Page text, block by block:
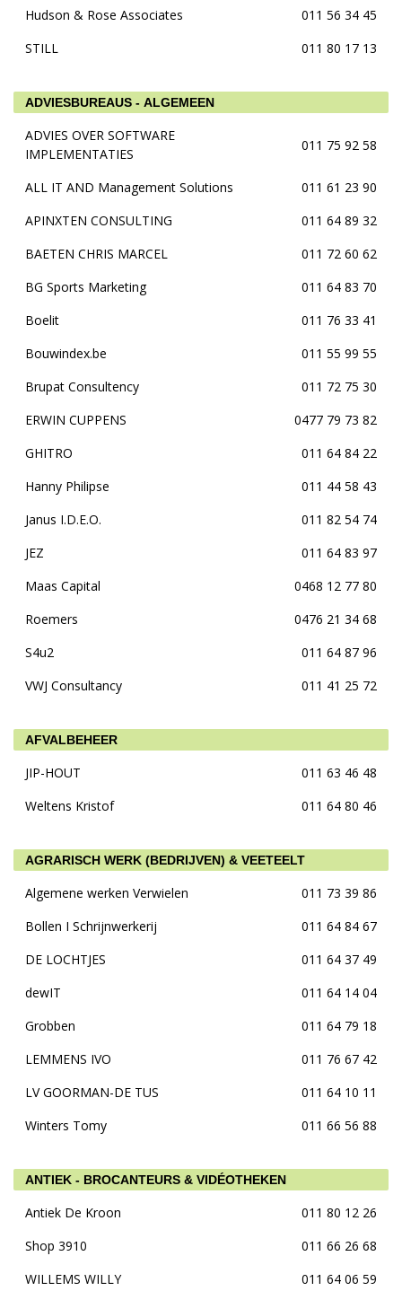
Hudson & Rose Associates
011 56 34 45
STILL
011 80 17 13
ADVIESBUREAUS - ALGEMEEN
ADVIES OVER SOFTWARE
IMPLEMENTATIES
011 75 92 58
ALL IT AND Management Solutions
011 61 23 90
APINXTEN CONSULTING
011 64 89 32
BAETEN CHRIS MARCEL
011 72 60 62
BG Sports Marketing
011 64 83 70
Boelit
011 76 33 41
Bouwindex.be
011 55 99 55
Brupat Consultency
011 72 75 30
ERWIN CUPPENS
0477 79 73 82
GHITRO
011 64 84 22
Hanny Philipse
011 44 58 43
Janus I.D.E.O.
011 82 54 74
JEZ
011 64 83 97
Maas Capital
0468 12 77 80
Roemers
0476 21 34 68
S4u2
011 64 87 96
VWJ Consultancy
011 41 25 72
AFVALBEHEER
JIP-HOUT
011 63 46 48
Weltens Kristof
011 64 80 46
AGRARISCH WERK (BEDRIJVEN) & VEETEELT
Algemene werken Verwielen
011 73 39 86
Bollen I Schrijnwerkerij
011 64 84 67
DE LOCHTJES
011 64 37 49
dewIT
011 64 14 04
Grobben
011 64 79 18
LEMMENS IVO
011 76 67 42
LV GOORMAN-DE TUS
011 64 10 11
Winters Tomy
011 66 56 88
ANTIEK - BROCANTEURS & VIDÉOTHEKEN
Antiek De Kroon
011 80 12 26
Shop 3910
011 66 26 68
WILLEMS WILLY
011 64 06 59